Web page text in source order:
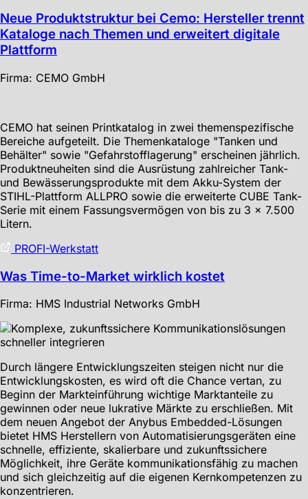
Neue Produktstruktur bei Cemo: Hersteller trennt
Kataloge nach Themen und erweitert digitale
Plattform
Firma: CEMO GmbH
CEMO hat seinen Printkatalog in zwei themenspezifische
Bereiche aufgeteilt. Die Themenkataloge "Tanken und
Behälter" sowie "Gefahrstofflagerung" erscheinen jährlich.
Produktneuheiten sind die Ausrüstung zahlreicher Tank-
und Bewässerungsprodukte mit dem Akku-System der
STIHL-Plattform ALLPRO sowie die erweiterte CUBE Tank-
Serie mit einem Fassungsvermögen von bis zu 3 x 7.500
Litern.
PROFI-Werkstatt
Was Time-to-Market wirklich kostet
Firma: HMS Industrial Networks GmbH
Durch längere Entwicklungszeiten steigen nicht nur die
Entwicklungskosten, es wird oft die Chance vertan, zu
Beginn der Markteinführung wichtige Marktanteile zu
gewinnen oder neue lukrative Märkte zu erschließen. Mit
dem neuen Angebot der Anybus Embedded-Lösungen
bietet HMS Herstellern von Automatisierungsgeräten eine
schnelle, effiziente, skalierbare und zukunftssichere
Möglichkeit, ihre Geräte kommunikationsfähig zu machen
und sich gleichzeitig auf die eigenen Kernkompetenzen zu
konzentrieren.